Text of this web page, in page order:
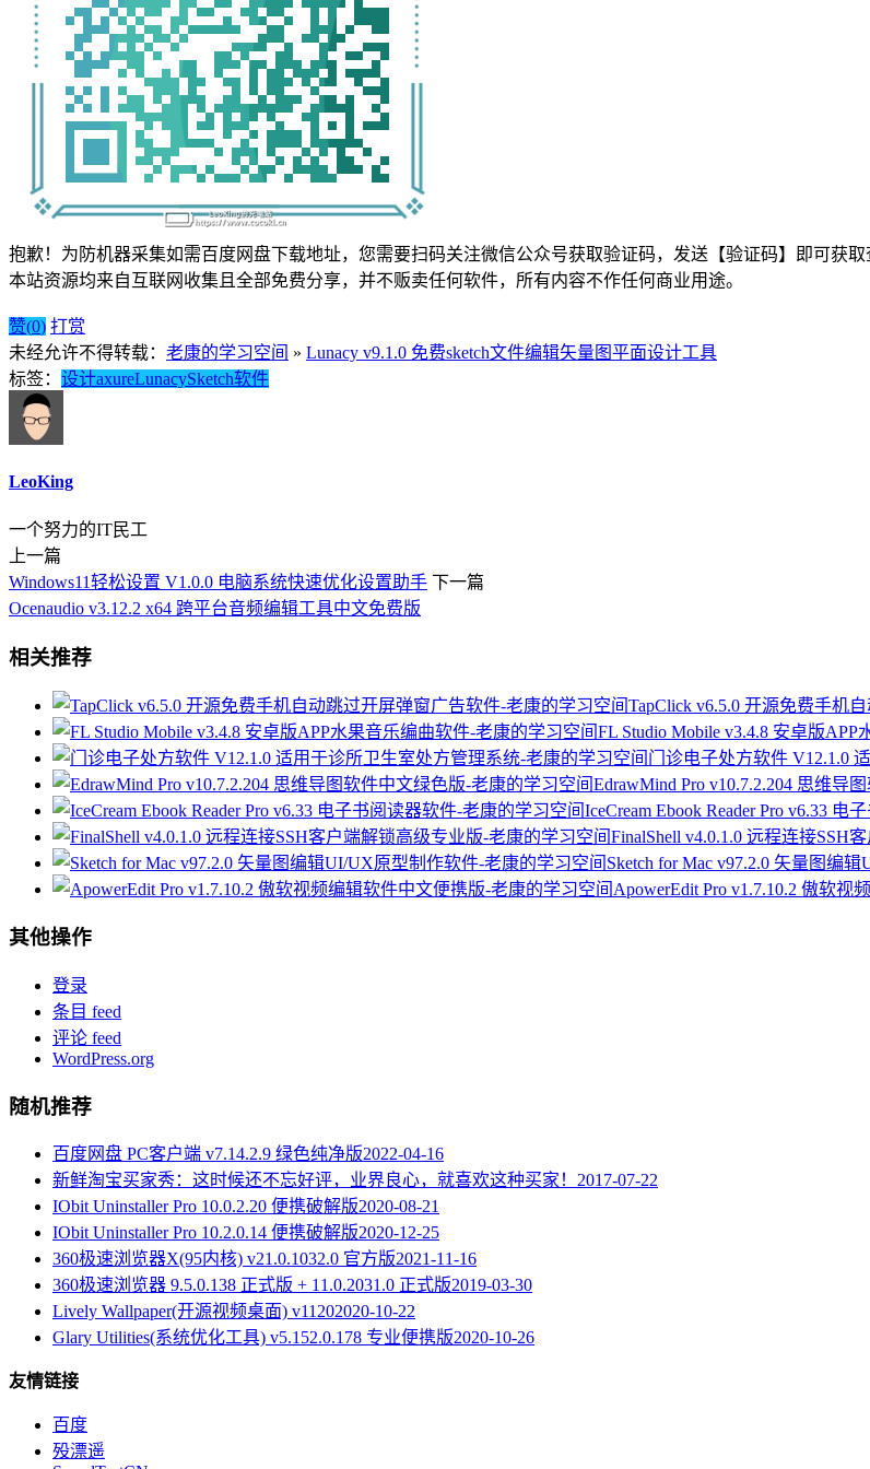
抱歉！为防机器采集如需百度网盘下载地址，您需要扫码关注微信公众号获取验证码，发送【验证码】即可获
本站资源均来自互联网收集且全部免费分享，并不贩卖任何软件，所有内容不作任何商业用途。
赞(0) 打赏
未经允许不得转载： 老康的学习空间 » Lunacy v9.1.0 免费sketch文件编辑矢量图平面设计工具
标签： 设计axureLunacySketch软件
LeoKing
一个努力的IT民工
上一篇
Windows11轻松设置 V1.0.0 电脑系统快速优化设置助手 下一篇
Ocenaudio v3.12.2 x64 跨平台音频编辑工具中文免费版
相关推荐
TapClick v6.5.0 开源免费手机
FL Studio Mobile v3.4.8 安卓版APP
门诊电子处方软件 V12.1.0
EdrawMind Pro v10.7.2.204 思维导
IceCream Ebook Reader Pro v6.33 电
FinalShell v4.0.1.0 远程连接SSH
Sketch for Mac v97.2.0 矢量图编
ApowerEdit Pro v1.7.10.2 傲软视
其他操作
登录
条目 feed
评论 feed
WordPress.org
随机推荐
百度网盘 PC客户端 v7.14.2.9 绿色纯净版2022-04-16
新鲜淘宝买家秀：这时候还不忘好评，业界良心，就喜欢这种买家！ 2017-07-22
IObit Uninstaller Pro 10.0.2.20 便携破解版2020-08-21
IObit Uninstaller Pro 10.2.0.14 便携破解版2020-12-25
360极速浏览器X(95内核) v21.0.1032.0 官方版2021-11-16
360极速浏览器 9.5.0.138 正式版 + 11.0.2031.0 正式版2019-03-30
Lively Wallpaper(开源视频桌面) v11202020-10-22
Glary Utilities(系统优化工具) v5.152.0.178 专业便携版2020-10-26
友情链接
百度
殁漂遥